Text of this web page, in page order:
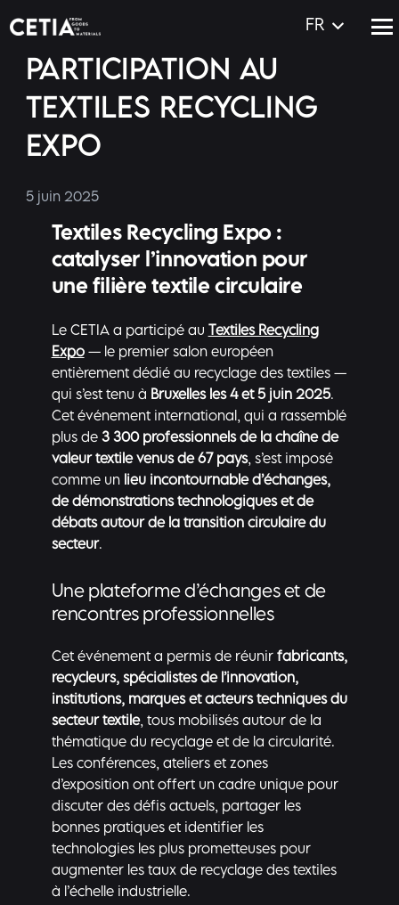
FR
PARTICIPATION AU
TEXTILES RECYCLING
EXPO
5 juin 2025
Textiles Recycling Expo :
catalyser l’innovation pour
une filière textile circulaire
Le CETIA a participé au
Textiles Recycling
Expo— le premier salon européen
entièrement dédié au recyclage des textiles —
qui s’est tenu à Bruxelles les 4 et 5 juin 2025.
Cet événement international, qui a rassemblé
plus de 3 300 professionnels de la chaîne de
valeur textile venus de 67 pays, s’est imposé
comme un lieu incontournable d’échanges,
de démonstrations technologiques et de
débats autour de la transition circulaire du
secteur.
Une plateforme d’échanges et de
rencontres professionnelles
Cet événement a permis de réunir fabricants,
recycleurs, spécialistes de l’innovation,
institutions, marques et acteurs techniques du
secteur textile, tous mobilisés autour de la
thématique du recyclage et de la circularité.
Les conférences, ateliers et zones
d’exposition ont offert un cadre unique pour
discuter des défis actuels, partager les
bonnes pratiques et identifier les
technologies les plus prometteuses pour
augmenter les taux de recyclage des textiles
à l’échelle industrielle.